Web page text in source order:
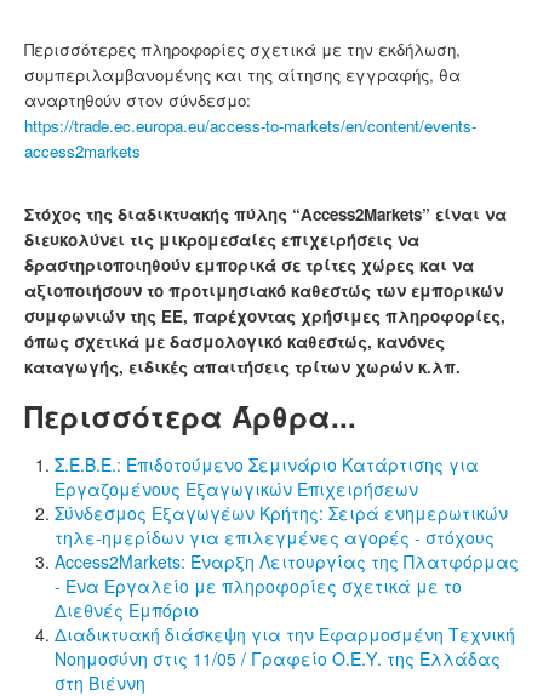
Περισσότερες πληροφορίες σχετικά με την εκδήλωση,
συμπεριλαμβανομένης και της αίτησης εγγραφής, θα
αναρτηθούν στον σύνδεσμο:
https://trade.ec.europa.eu/access-to-markets/en/content/events-
access2markets
Στόχος της διαδικτυακής πύλης “Access2Markets” είναι να
διευκολύνει τις μικρομεσαίες επιχειρήσεις να
δραστηριοποιηθούν εμπορικά σε τρίτες χώρες και να
αξιοποιήσουν το προτιμησιακό καθεστώς των εμπορικών
συμφωνιών της ΕΕ, παρέχοντας χρήσιμες πληροφορίες,
όπως σχετικά με δασμολογικό καθεστώς, κανόνες
καταγωγής, ειδικές απαιτήσεις τρίτων χωρών κ.λπ.
Περισσότερα Άρθρα...
Σ.Ε.Β.Ε.: Επιδοτούμενο Σεμινάριο Κατάρτισης για
Εργαζομένους Εξαγωγικών Επιχειρήσεων
Σύνδεσμος Εξαγωγέων Κρήτης: Σειρά ενημερωτικών
τηλε-ημερίδων για επιλεγμένες αγορές - στόχους
Access2Markets: Έναρξη Λειτουργίας της Πλατφόρμας
- Ένα Εργαλείο με πληροφορίες σχετικά με το
Διεθνές Εμπόριο
Διαδικτυακή διάσκεψη για την Εφαρμοσμένη Τεχνική
Νοημοσύνη στις 11/05 / Γραφείο Ο.Ε.Υ. της Ελλάδας
στη Βιέννη